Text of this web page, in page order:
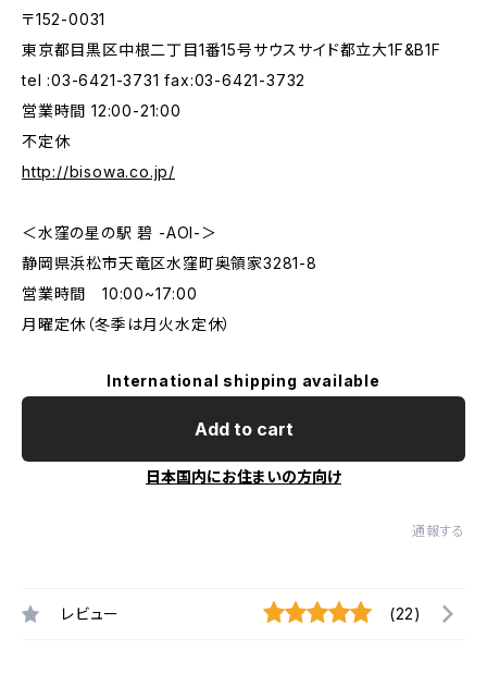
〒152-0031
東京都目黒区中根二丁目1番15号サウスサイド都立大1F&B1F
tel :03-6421-3731 fax:03-6421-3732
営業時間 12:00-21:00
不定休
http://bisowa.co.jp/
＜水窪の星の駅 碧 -AOI-＞
静岡県浜松市天竜区水窪町奥領家3281-8
営業時間 10:00~17:00
月曜定休（冬季は月火水定休）
International shipping available
Add to cart
日本国内にお住まいの方向け
通報する
レビュー (22)